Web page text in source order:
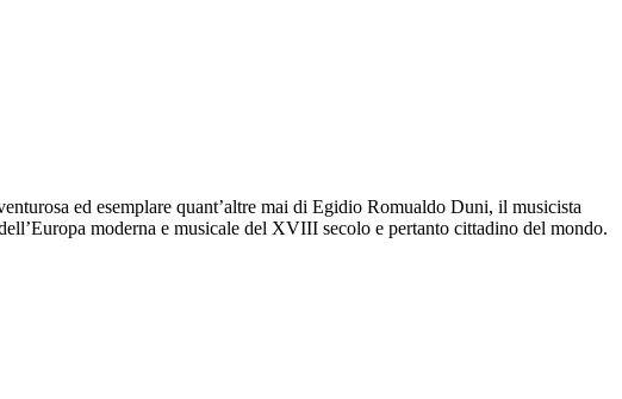
ed esemplare quant’altre mai di Egidio Romualdo Duni, il musicista
moderna e musicale del XVIII secolo e pertanto cittadino del mondo.